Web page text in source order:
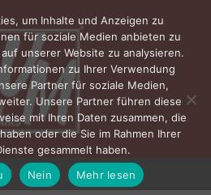
MENÜ
um Inhalte und Anzeigen zu
für soziale Medien anbieten zu
unserer Website zu analysieren.
zu Ihrer Verwendung
Partner für soziale Medien,
Unsere Partner führen diese
mit Ihren Daten zusammen, die
oder die Sie im Rahmen Ihrer
gesammelt haben.
Nein Mehr lesen